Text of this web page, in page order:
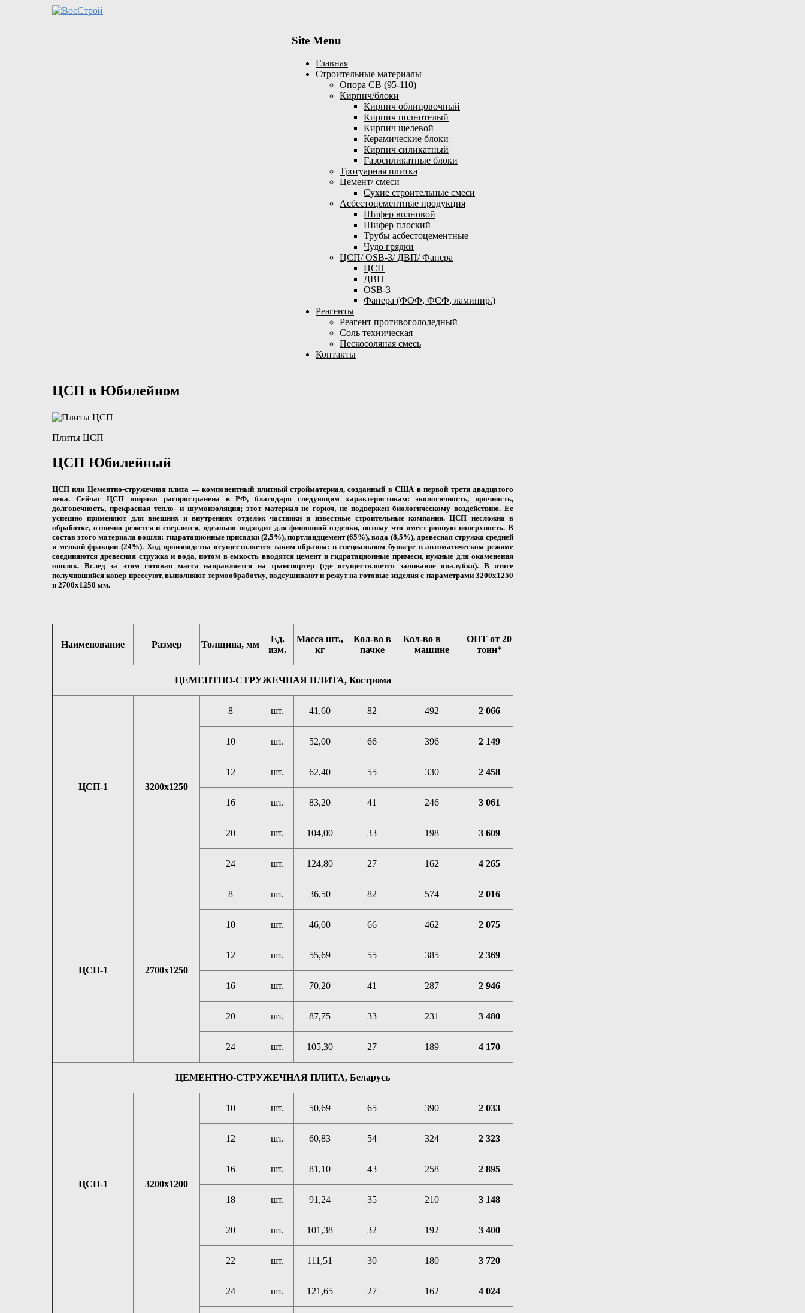
Site Menu
Главная
Строительные материалы
Опора СВ (95-110)
Кирпич/блоки
Кирпич облицовочный
Кирпич полнотелый
Кирпич щелевой
Керамические блоки
Кирпич силикатный
Газосиликатные блоки
Тротуарная плитка
Цемент/ смеси
Сухие строительные смеси
Асбестоцементные продукция
Шифер волновой
Шифер плоский
Трубы асбестоцементные
Чудо грядки
ЦСП/ OSB-3/ ДВП/ Фанера
ЦСП
ДВП
OSB-3
Фанера (ФОФ, ФСФ, ламинир.)
Реагенты
Реагент противогололедный
Соль техническая
Пескосоляная смесь
Контакты
ЦСП в Юбилейном
Плиты ЦСП
ЦСП Юбилейный
ЦСП или Цементно-стружечная плита — компонентный плитный стройматериал, созданный в США в первой трети двадцатого
века. Сейчас ЦСП широко распространена в РФ, благодаря следующим характеристикам: экологичность, прочность,
долговечность, прекрасная тепло- и шумоизоляция; этот материал не горюч, не подвержен биологическому воздействию. Ее
успешно применяют для внешних и внутренних отделок частники и известные строительные компании. ЦСП несложна в
обработке, отлично режется и сверлится, идеально подходит для финишной отделки, потому что имеет ровную поверхность. В
состав этого материала вошли: гидратационные присадки (2,5%), портландцемент (65%), вода (8,5%), древесная стружка средней
и мелкой фракции (24%). Ход производства осуществляется таким образом: в специальном бункере в автоматическом режиме
соединяются древесная стружка и вода, потом в емкость вводятся цемент и гидратационные примеси, нужные для окаменения
опилок. Вслед за этим готовая масса направляется на транспортер (где осуществляется заливание опалубки). В итоге
получившийся ковер прессуют, выполняют термообработку, подсушивают и режут на готовые изделия с параметрами 3200х1250
и 2700х1250 мм.
Наименование Размер Толщина, мм
Ед.
изм.
Масса шт.,
кг
Кол-во в
пачке
Кол-во в
машине
ОПТ от 20
тонн*
ЦЕМЕНТНО-СТРУЖЕЧНАЯ ПЛИТА, Кострома
ЦСП-1 3200х1250
8 шт. 41,60 82 492 2 066
10 шт. 52,00 66 396 2 149
12 шт. 62,40 55 330 2 458
16 шт. 83,20 41 246 3 061
20 шт. 104,00 33 198 3 609
24 шт. 124,80 27 162 4 265
ЦСП-1 2700х1250
8 шт. 36,50 82 574 2 016
10 шт. 46,00 66 462 2 075
12 шт. 55,69 55 385 2 369
16 шт. 70,20 41 287 2 946
20 шт. 87,75 33 231 3 480
24 шт. 105,30 27 189 4 170
ЦЕМЕНТНО-СТРУЖЕЧНАЯ ПЛИТА, Беларусь
ЦСП-1 3200х1200
10 шт. 50,69 65 390 2 033
12 шт. 60,83 54 324 2 323
16 шт. 81,10 43 258 2 895
18 шт. 91,24 35 210 3 148
20 шт. 101,38 32 192 3 400
22 шт. 111,51 30 180 3 720
24 шт. 121,65 27 162 4 024